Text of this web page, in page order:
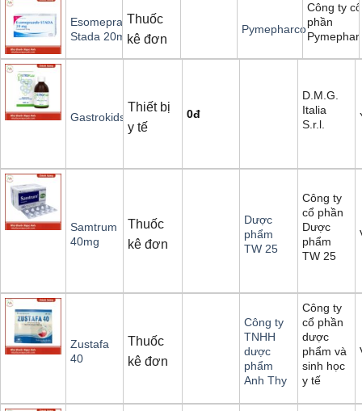
Esomeprazole
Stada 20mg
Thuốc
kê đơn
Pymepharco
Công ty cổ
phần
Gastrokids
Thiết bị
y tế
0đ
D.M.G.
Italia
S.r.l.
Samtrum
40mg
Thuốc
kê đơn
Dược
phẩm
TW 25
Công ty
cổ phần
Dược
phẩm
TW 25
Zustafa
40
Thuốc
kê đơn
Công ty
TNHH
dược
phẩm
Anh Thy
Công ty
cổ phần
dược
phẩm và
sinh học
y tế